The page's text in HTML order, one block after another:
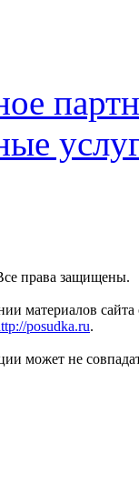
права защищены.
материалов сайта
posudka.ru.
может не